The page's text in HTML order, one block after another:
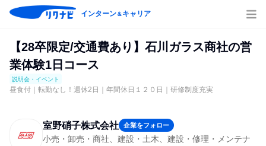
インターン＆キャリア
【28卒限定/交通費あり】石川ガラス商社の営
業体験1日コース
説明会・イベント
昼食付｜転勤なし！週休2日｜年間休日１２０日｜研修制度充実
室野硝子株式会社 企業をフォロー
小売・卸売・商社、建設・土木、建設・修理・メンテナ